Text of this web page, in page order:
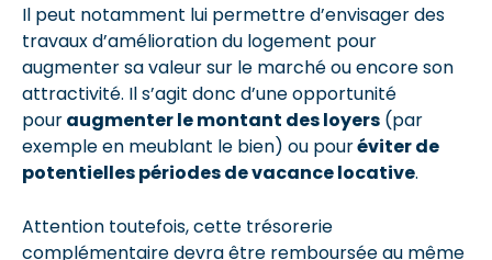
Il peut notamment lui permettre d’envisager des
travaux d’amélioration du logement pour
augmenter sa valeur sur le marché ou encore son
attractivité. Il s’agit donc d’une opportunité
pouraugmenter le montant des loyers (par
exemple en meublant le bien) ou pouréviter de
potentielles périodes de vacance locative.
Attention toutefois, cette trésorerie
complémentaire devra être remboursée au même